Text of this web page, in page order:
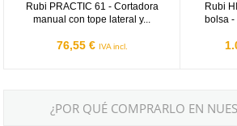
Rubi PRACTIC 61 - Cortadora
manual con tope lateral y...
76,55 € IVA incl.
Rubi
bolsa
¿POR QUÉ COMPRARLO EN